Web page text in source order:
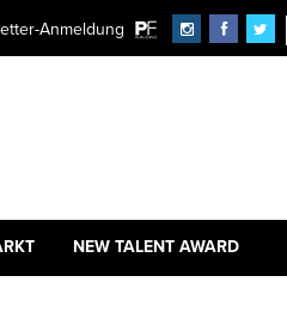
Anmeldung
NEW TALENT AWARD